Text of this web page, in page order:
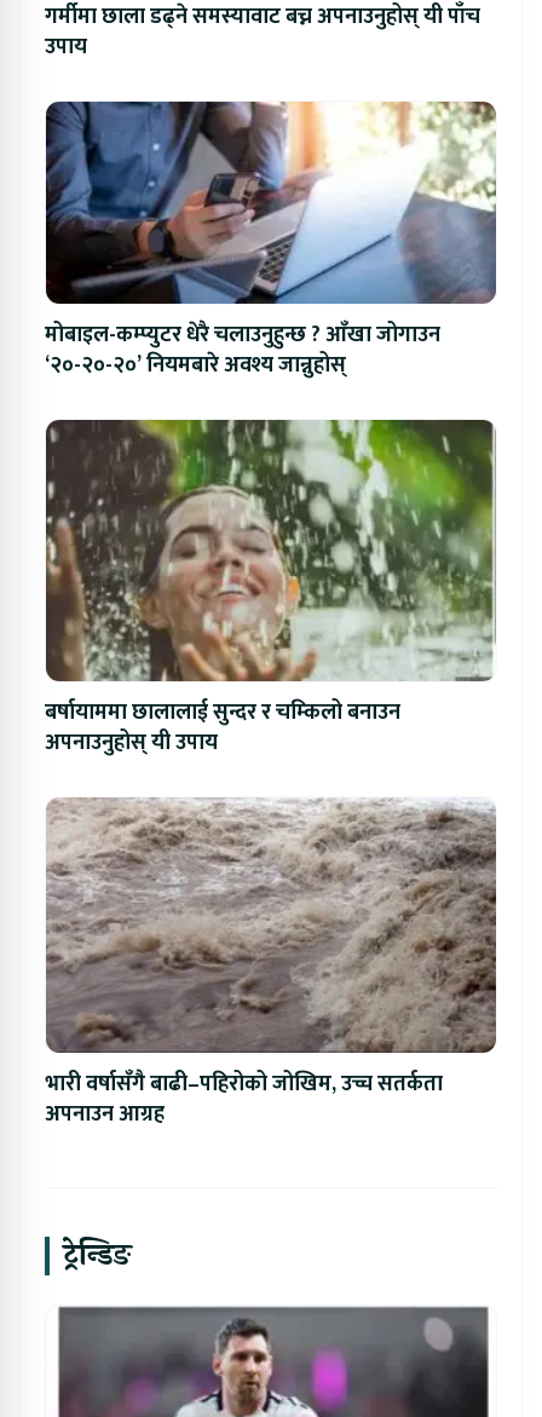
गर्मीमा छाला डढ्ने समस्यावाट बच्न अपनाउनुहोस् यी पाँच
उपाय
मोबाइल-कम्प्युटर धेरै चलाउनुहुन्छ ? आँखा जोगाउन
‘२०-२०-२०’ नियमबारे अवश्य जान्नुहोस्
बर्षायाममा छालालाई सुन्दर र चम्किलो बनाउन
अपनाउनुहोस् यी उपाय
भारी वर्षासँगै बाढी–पहिरोको जोखिम, उच्च सतर्कता
अपनाउन आग्रह
ट्रेन्डिङ